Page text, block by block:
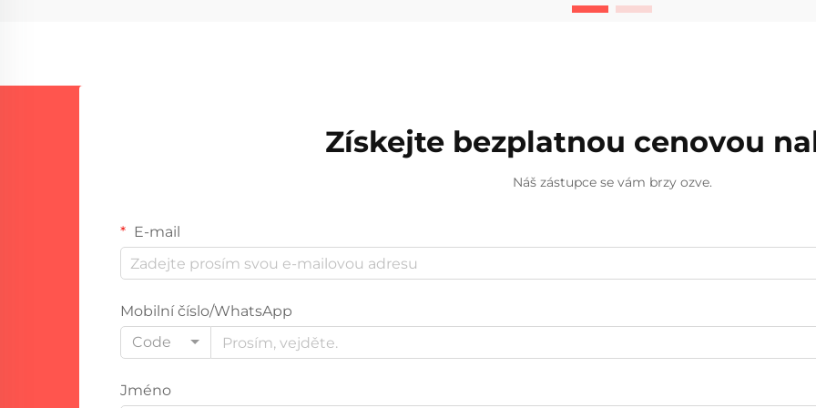
Získejte bezplatnou cenovou
Náš zástupce se vám brzy ozve.
E-mail
Mobilní číslo/WhatsApp
Code
Jméno